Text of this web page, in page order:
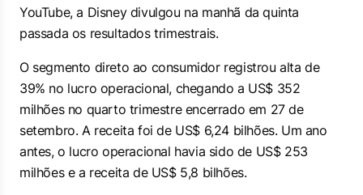
YouTube, a Disney divulgou na manhã da quinta
passada os resultados trimestrais.
O segmento direto ao consumidor registrou alta de
39% no lucro operacional, chegando a US$ 352
milhões no quarto trimestre encerrado em 27 de
setembro. A receita foi de US$ 6,24 bilhões. Um ano
antes, o lucro operacional havia sido de US$ 253
milhões e a receita de US$ 5,8 bilhões.